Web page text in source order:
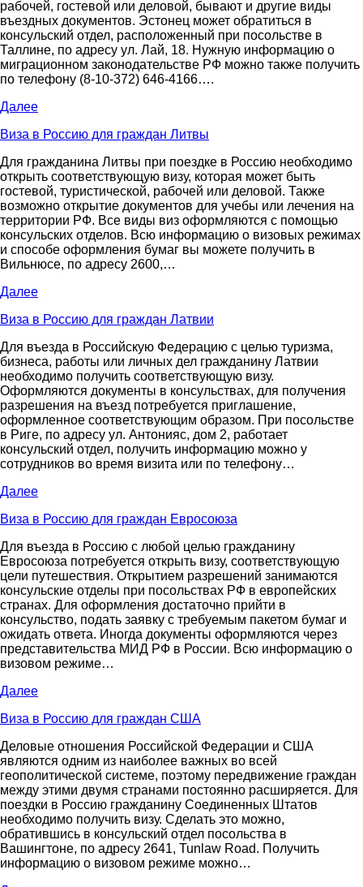
рабочей, гостевой или деловой, бывают и другие виды
въездных документов. Эстонец может обратиться в
консульский отдел, расположенный при посольстве в
Таллине, по адресу ул. Лай, 18. Нужную информацию о
миграционном законодательстве РФ можно также получить
по телефону (8-10-372) 646-4166….
Далее
Виза в Россию для граждан Литвы
Для гражданина Литвы при поездке в Россию необходимо
открыть соответствующую визу, которая может быть
гостевой, туристической, рабочей или деловой. Также
возможно открытие документов для учебы или лечения на
территории РФ. Все виды виз оформляются с помощью
консульских отделов. Всю информацию о визовых режимах
и способе оформления бумаг вы можете получить в
Вильнюсе, по адресу 2600,…
Далее
Виза в Россию для граждан Латвии
Для въезда в Российскую Федерацию с целью туризма,
бизнеса, работы или личных дел гражданину Латвии
необходимо получить соответствующую визу.
Оформляются документы в консульствах, для получения
разрешения на въезд потребуется приглашение,
оформленное соответствующим образом. При посольстве
в Риге, по адресу ул. Антонияс, дом 2, работает
консульский отдел, получить информацию можно у
сотрудников во время визита или по телефону…
Далее
Виза в Россию для граждан Евросоюза
Для въезда в Россию с любой целью гражданину
Евросоюза потребуется открыть визу, соответствующую
цели путешествия. Открытием разрешений занимаются
консульские отделы при посольствах РФ в европейских
странах. Для оформления достаточно прийти в
консульство, подать заявку с требуемым пакетом бумаг и
ожидать ответа. Иногда документы оформляются через
представительства МИД РФ в России. Всю информацию о
визовом режиме…
Далее
Виза в Россию для граждан США
Деловые отношения Российской Федерации и США
являются одним из наиболее важных во всей
геополитической системе, поэтому передвижение граждан
между этими двумя странами постоянно расширяется. Для
поездки в Россию гражданину Соединенных Штатов
необходимо получить визу. Сделать это можно,
обратившись в консульский отдел посольства в
Вашингтоне, по адресу 2641, Tunlaw Road. Получить
информацию о визовом режиме можно…